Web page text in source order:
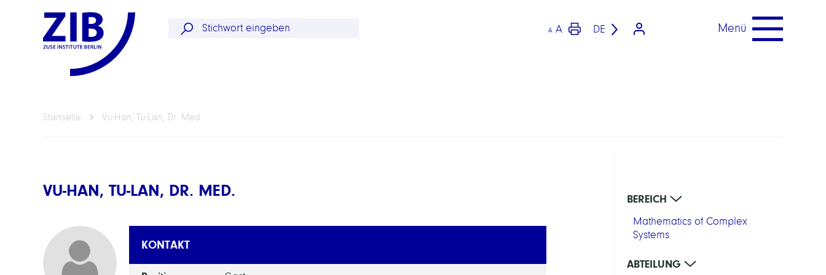
A A DE Menü
Startseite Vu-Han, Tu-Lan, Dr. Med.
VU-HAN, TU-LAN, DR. MED.
KONTAKT
BEREICH
Mathematics of Complex
Systems
ABTEILUNG